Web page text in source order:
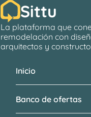
Sittu
La plataforma que
remodelación con
arquitectos y
Banco de ofertas
Inicio